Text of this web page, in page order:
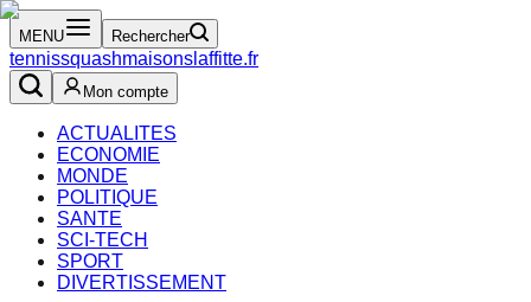
MENU Rechercher
tennissquashmaisonslaffitte.fr
Mon compte
ACTUALITES
ECONOMIE
MONDE
POLITIQUE
SANTE
SCI-TECH
SPORT
DIVERTISSEMENT